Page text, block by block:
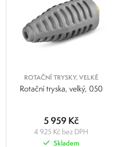
ROTAČNÍ TRYSKY, VELKÉ
Rotační tryska, velký, 050
5 959 Kč
4 925 Kč bez DPH
Skladem